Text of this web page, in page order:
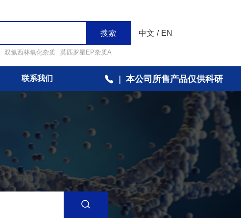
搜索
双氯西林氧化杂质 莫匹罗星EP杂质A
中文 / EN
联系我们 本公司所售产品仅供科研